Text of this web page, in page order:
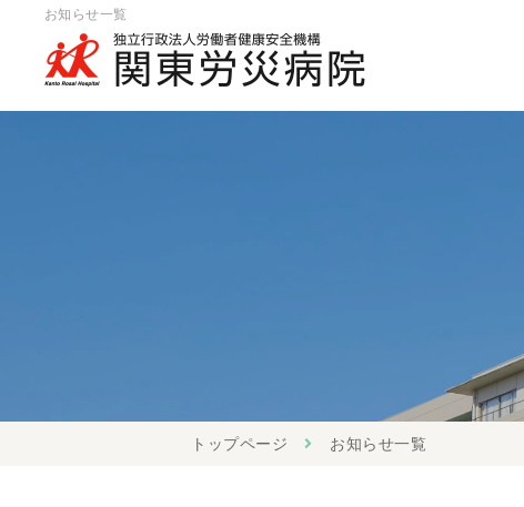
お知らせ一覧
トップページ お知らせ一覧